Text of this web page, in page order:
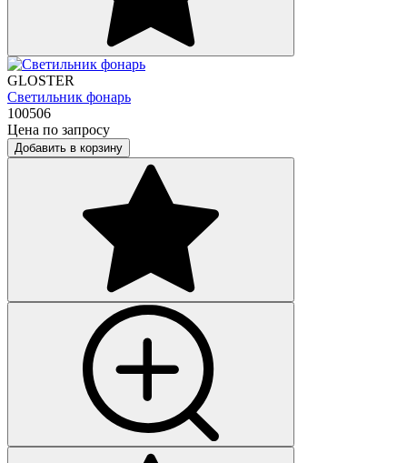
GLOSTER
Светильник фонарь
100506
Цена по запросу
Добавить в корзину